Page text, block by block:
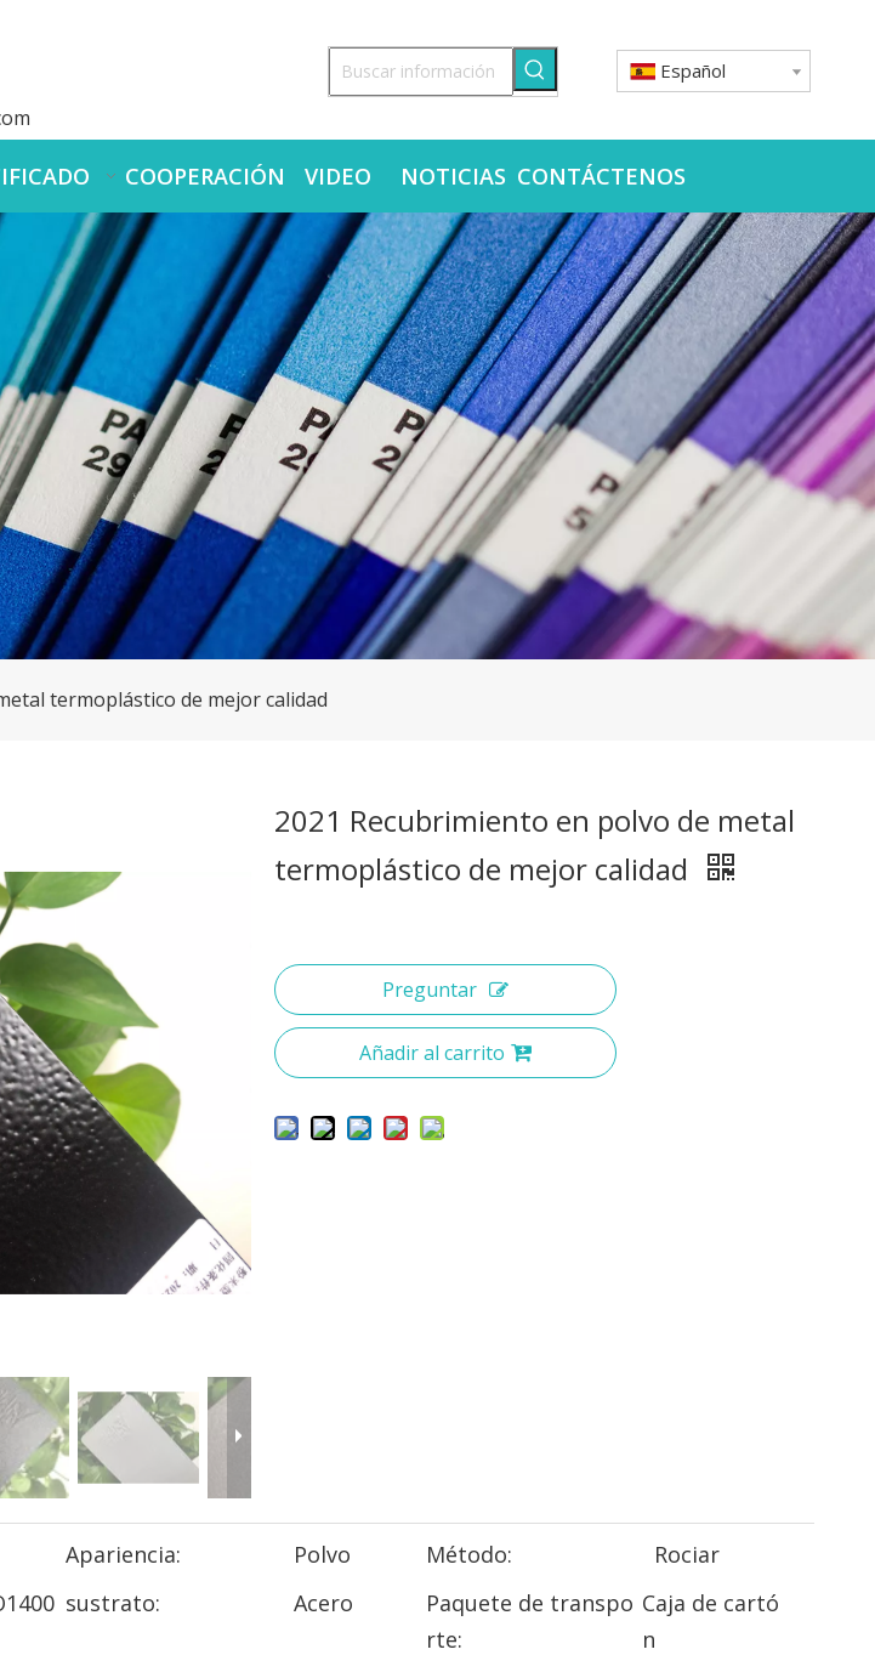
Español
COOPERACIÓN VIDEO NOTICIAS CONTÁCTENOS
termoplástico de mejor calidad
2021 Recubrimiento en polvo de metal
termoplástico de mejor calidad
Preguntar
Añadir al carrito
Apariencia: Polvo Método:
Rociar
sustrato: Acero
Paquete de transpo
rte:
Caja de cartó
n